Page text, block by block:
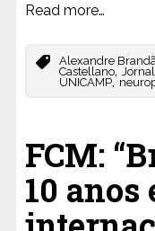
Read more…
Alexandre
Castellano,
UNICAMP,
FCM:
10 anos